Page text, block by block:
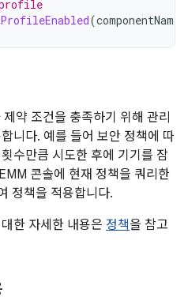
(componentName
약 조건을 충족하기 위해 관리
니다. 예를 들어 보안 정책에 따
수만큼 시도한 후에 기기를 잠
콘솔에 현재 정책을 쿼리한
정책을 적용합니다.
한 자세한 내용은 정책을 참고